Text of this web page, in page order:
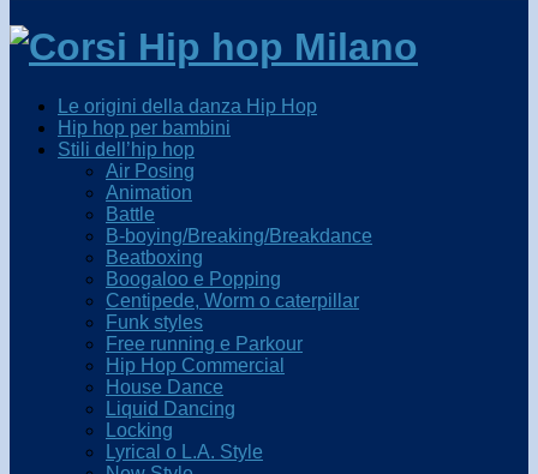
Le origini della danza Hip Hop
Hip hop per bambini
Stili dell’hip hop
Air Posing
Animation
Battle
B-boying/Breaking/Breakdance
Beatboxing
Boogaloo e Popping
Centipede, Worm o caterpillar
Funk styles
Free running e Parkour
Hip Hop Commercial
House Dance
Liquid Dancing
Locking
Lyrical o L.A. Style